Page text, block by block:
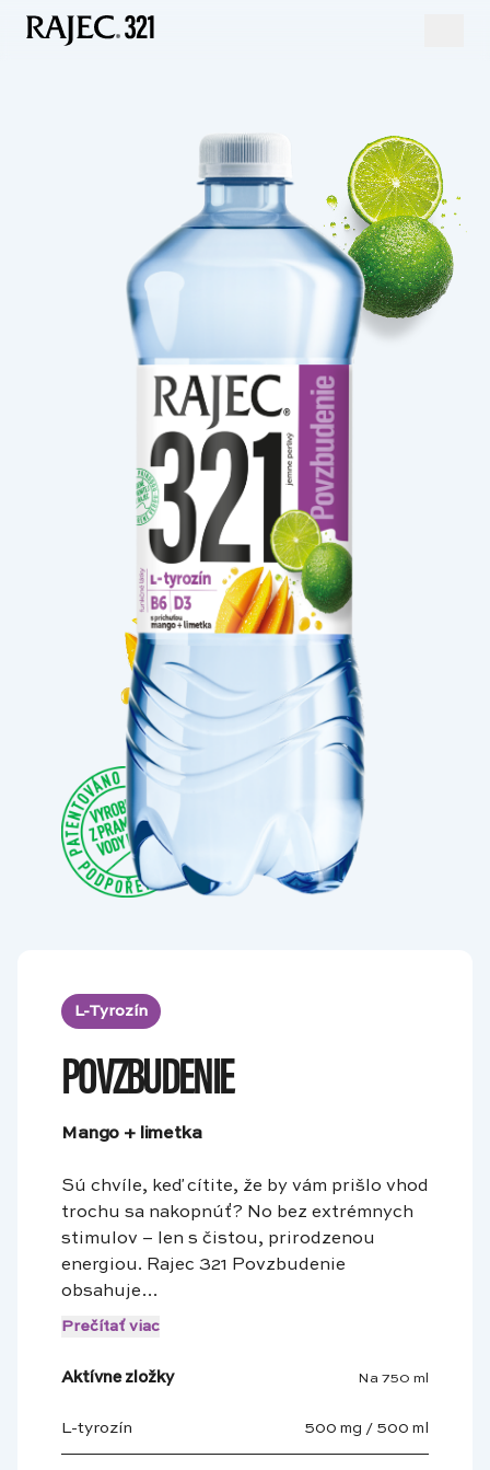
L-Tyrozín
POVZBUDENIE
Mango + limetka
Sú chvíle, keď cítite, že by vám prišlo vhod
trochu sa nakopnúť? No bez extrémnych
stimulov – len s čistou, prirodzenou
energiou. Rajec 321 Povzbudenie
obsahuje…
Prečítať viac
Aktívne zložky Na 750 ml
L-tyrozín 500 mg / 500 ml